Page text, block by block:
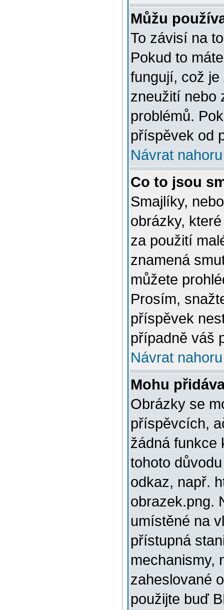
Můžu
To závisí na
Pokud to
fungují, což je
zneužití nebo
problémů.
příspěvek od
Návrat nahoru
Co to jsou
Smajlíky,
obrázky,
za použití
znamená
můžete
Prosím,
příspěvek
případně váš
Návrat nahoru
Mohu
Obrázky se
příspěvcích,
žádná funkce
tohoto
odkaz, např.
obrazek.png.
umístěné na
přístupná
mechanismy,
zaheslované
použijte buď